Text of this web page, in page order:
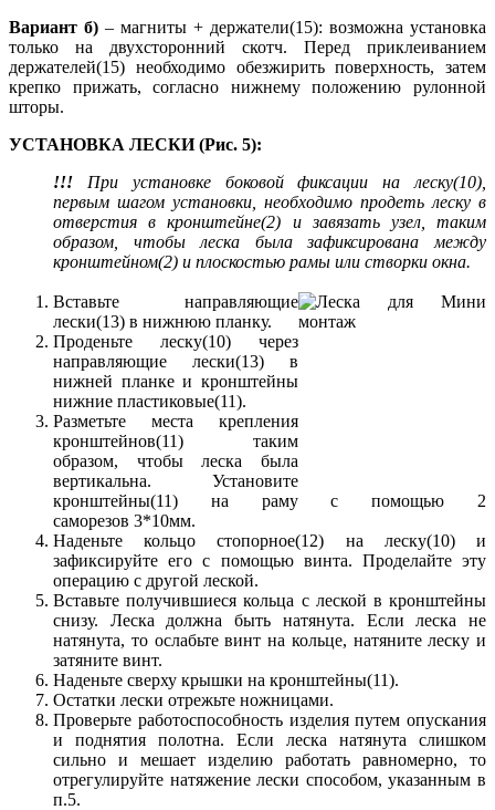
Вариант б) – магниты + держатели(15): возможна установка
только на двухсторонний скотч. Перед приклеиванием
держателей(15) необходимо обезжирить поверхность, затем
крепко прижать, согласно нижнему положению рулонной
шторы.
УСТАНОВКА ЛЕСКИ (Рис. 5):
!!! При установке боковой фиксации на леску(10),
первым шагом установки, необходимо продеть леску в
отверстия в кронштейне(2) и завязать узел, таким
образом, чтобы леска была зафиксирована между
кронштейном(2) и плоскостью рамы или створки окна.
Вставьте направляющие
лески(13) в нижнюю планку.
Проденьте леску(10) через
направляющие лески(13) в
нижней планке и кронштейны
нижние пластиковые(11).
Разметьте места крепления
кронштейнов(11) таким
образом, чтобы леска была
вертикальна. Установите
кронштейны(11) на раму с помощью 2
саморезов 3*10мм.
Наденьте кольцо стопорное(12) на леску(10) и
зафиксируйте его с помощью винта. Проделайте эту
операцию с другой леской.
Вставьте получившиеся кольца с леской в кронштейны
снизу. Леска должна быть натянута. Если леска не
натянута, то ослабьте винт на кольце, натяните леску и
затяните винт.
Наденьте сверху крышки на кронштейны(11).
Остатки лески отрежьте ножницами.
Проверьте работоспособность изделия путем опускания
и поднятия полотна. Если леска натянута слишком
сильно и мешает изделию работать равномерно, то
отрегулируйте натяжение лески способом, указанным в
п.5.